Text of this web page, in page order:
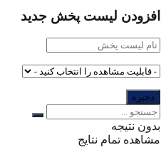
افزودن لیست پخش جدید
بدون نتیجه
مشاهده تمام نتایج